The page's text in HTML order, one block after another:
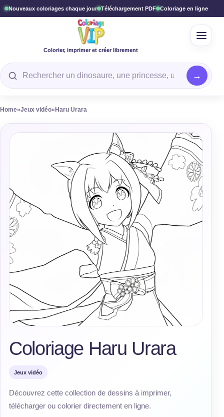
Nouveaux coloriages chaque jour Téléchargement PDF Coloriage en ligne
Colorier, imprimer et créer librement
Rechercher un coloriage
Home»Jeux vidéo» Haru Urara
Coloriage Haru Urara
Jeux vidéo
Découvrez cette collection de dessins à imprimer,
télécharger ou colorier directement en ligne.